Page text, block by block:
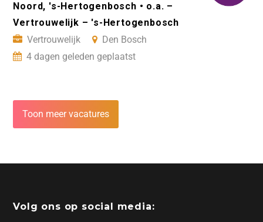
Noord, 's-Hertogenbosch • o.a. –
Vertrouwelijk – 's-Hertogenbosch
Vertrouwelijk
Den Bosch
4 dagen geleden geplaatst
Toon meer vacatures
Volg ons op social media: